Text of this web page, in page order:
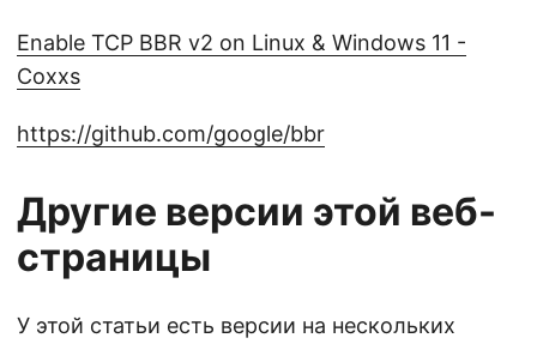
Enable TCP BBR v2 on Linux & Windows 11 -
Coxxs
https://github.com/google/bbr
Другие версии этой веб-
страницы
У этой статьи есть версии на нескольких